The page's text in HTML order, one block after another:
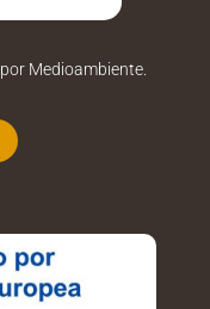
Medioambiente.